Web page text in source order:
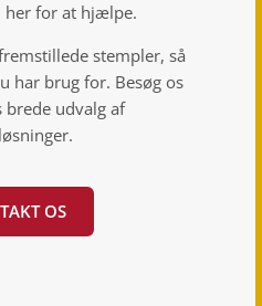
for at hjælpe.
stempler, så
har brug for. Besøg os
brede udvalg af
OS